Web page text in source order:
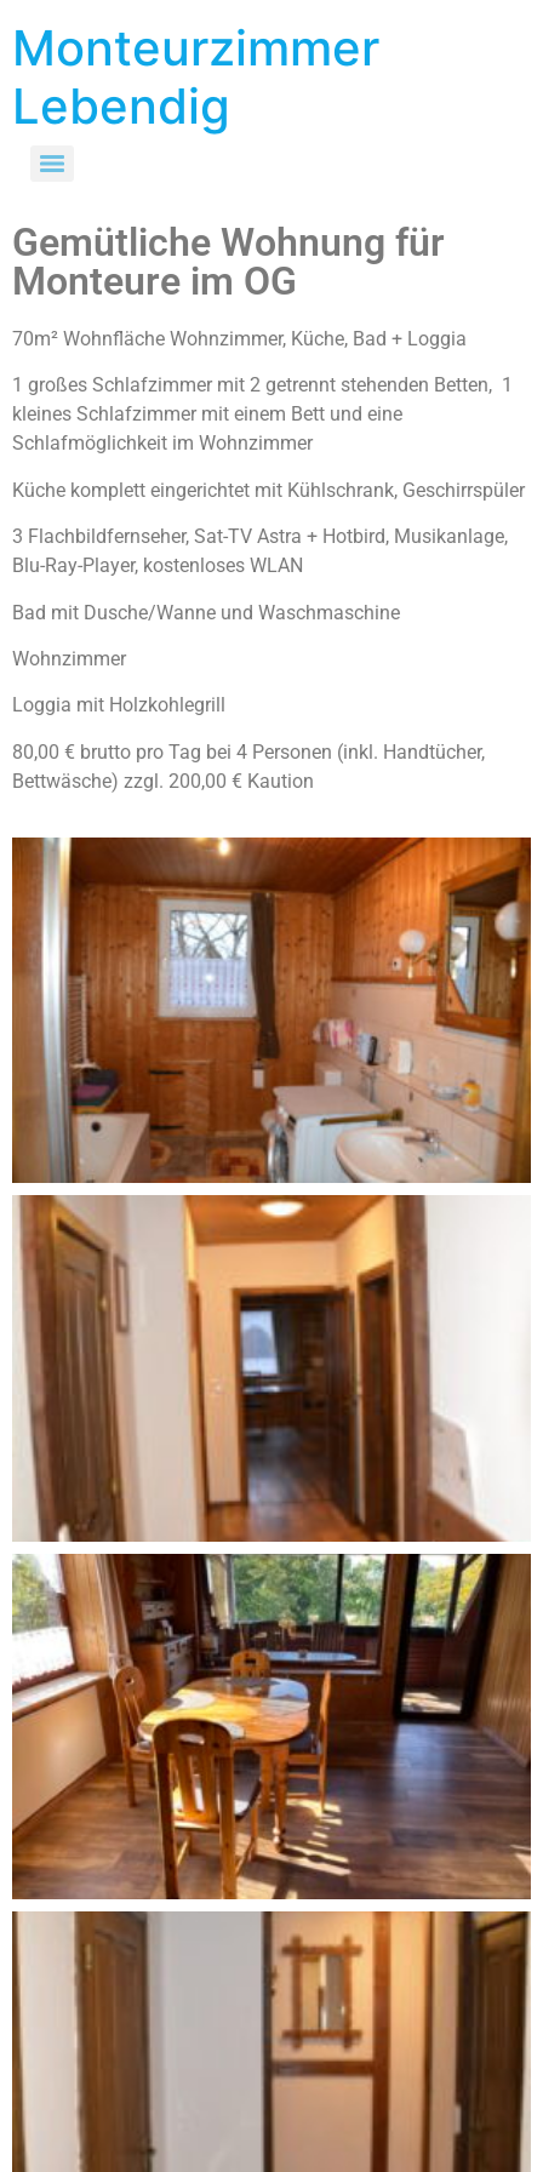
Monteurzimmer
Lebendig
Gemütliche Wohnung für
Monteure im OG
70m² Wohnfläche Wohnzimmer, Küche, Bad + Loggia
1 großes Schlafzimmer mit 2 getrennt stehenden Betten, 1
kleines Schlafzimmer mit einem Bett und eine
Schlafmöglichkeit im Wohnzimmer
Küche komplett eingerichtet mit Kühlschrank, Geschirrspüler
3 Flachbildfernseher, Sat-TV Astra + Hotbird, Musikanlage,
Blu-Ray-Player, kostenloses WLAN
Bad mit Dusche/Wanne und Waschmaschine
Wohnzimmer
Loggia mit Holzkohlegrill
80,00 € brutto pro Tag bei 4 Personen (inkl. Handtücher,
Bettwäsche) zzgl. 200,00 € Kaution